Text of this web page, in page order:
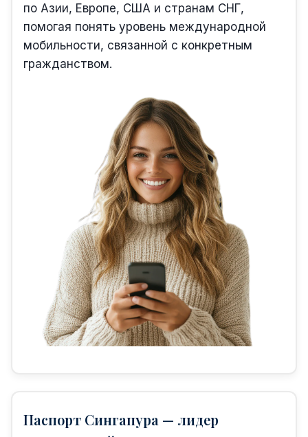
по Азии, Европе, США и странам СНГ,
помогая понять уровень международной
мобильности, связанной с конкретным
гражданством.
Паспорт Сингапура — лидер